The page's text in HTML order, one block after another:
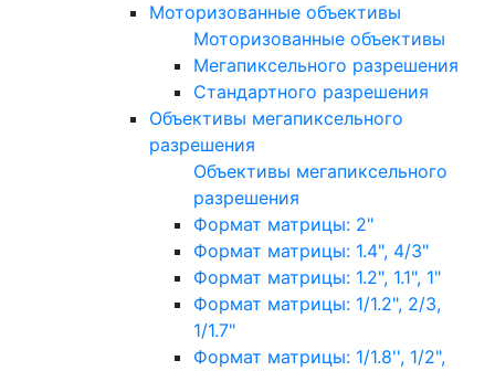
Моторизованные объективы
Моторизованные объективы
Мегапиксельного разрешения
Стандартного разрешения
Объективы мегапиксельного
разрешения
Объективы мегапиксельного
разрешения
Формат матрицы: 2"
Формат матрицы: 1.4", 4/3"
Формат матрицы: 1.2", 1.1", 1"
Формат матрицы: 1/1.2", 2/3,
1/1.7"
Формат матрицы: 1/1.8'', 1/2",